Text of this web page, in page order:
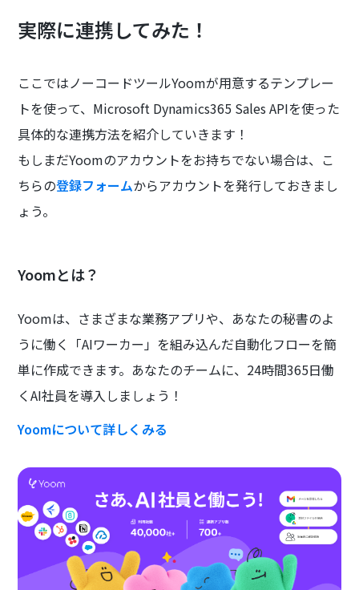
実際に連携してみた！
ここではノーコードツールYoomが用意するテンプレー
トを使って、Microsoft Dynamics365 Sales APIを使った
具体的な連携方法を紹介していきます！
もしまだYoomのアカウントをお持ちでない場合は、こ
ちらの登録フォームからアカウントを発行しておきまし
ょう。
Yoomとは？
Yoomは、さまざまな業務アプリや、あなたの秘書のよ
うに働く「AIワーカー」を組み込んだ自動化フローを簡
単に作成できます。あなたのチームに、24時間365日働
くAI社員を導入しましょう！
Yoomについて詳しくみる